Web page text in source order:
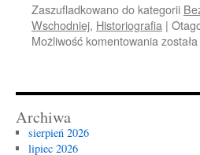
Zaszufladkowano do kategorii
Wschodniej, Historiografia |
Możliwość komentowania
Archiwa
sierpień 2026
lipiec 2026